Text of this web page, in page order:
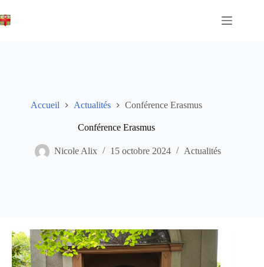
au
contenu
Accueil Actualités Conférence Erasmus
Conférence Erasmus
Nicole Alix 15 octobre 2024 Actualités